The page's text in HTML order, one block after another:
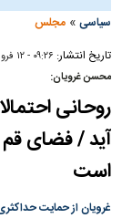
سیاسی »مجلس
تاریخ انتشار: ۰۹:۲۶ - ۱۲ فروردين ۱۳۹۶
محسن غرویان:
روحانی
آید / فضای
است
غرویان از حمایت